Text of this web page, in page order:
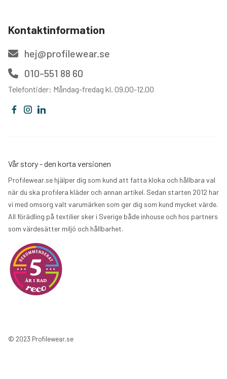
Kontaktinformation
hej@profilewear.se
010-551 88 60
Telefontider: Måndag-fredag kl. 09.00-12.00
Vår story - den korta versionen
Profilewear.se hjälper dig som kund att fatta kloka och hållbara val
när du ska profilera kläder och annan artikel. Sedan starten 2012 har
vi med omsorg valt varumärken som ger dig som kund mycket värde.
All förädling på textilier sker i Sverige både inhouse och hos partners
som värdesätter miljö och hållbarhet.
© 2023 Profilewear.se